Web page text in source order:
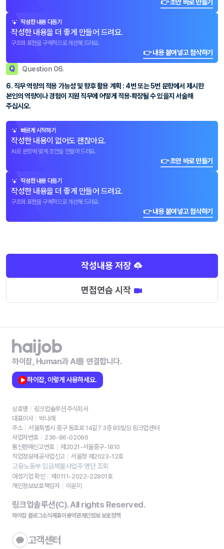
👉 초안 바로 만들기
작성한 내용 다듬기
작성한 내용을 더 좋게 만들어 드려요.
구조와 표현을 구체적으로 개선해 드려요.
👉 내용 붙여넣고 첨삭하기
Q Question 06.
6. 직무 역량의 적용 가능성 및 향후 활용 계획 : 4번 또는 5번 문항에서 제시한
본인의 역량이나 경험이 지원 직무에 어떻게 적용·확장될 수 있을지 서술해
주십시오.
빠르게 시작하기
작성한 내용이 없어도 괜찮아요.
AI로 문항에 맞게 초안을 만들어 드려요.
👉 초안 바로 만들기
작성한 내용 다듬기
작성한 내용을 더 좋게 만들어 드려요.
구조와 표현을 구체적으로 개선해 드려요.
👉 내용 붙여넣고 첨삭하기
작성내용 저장
면접연습 시작
하이잡, Human과 AI를 연결합니다.
하이잡, 이렇게 사용하세요.
상호명
링크업솔루션 주식회사
대표이사
박나래
주소
서울특별시 중구 동호로 14길7 3층 BS빌딩 링크업센터
사업자번호
236-86-02066
통신판매신고번호
제2021-서울중구-1810
직업정보제공사업신고
서울청 제2023-12호
고용노동부 임금체불사업주 명단 조회
여성기업 확인
제0111-2022-22801호
개인정보보호책임자
이윤미
링크업솔루션(C). All rights Reserved.
하이잡 블로그소식제휴이용약관개인정보 보호정책
고객센터